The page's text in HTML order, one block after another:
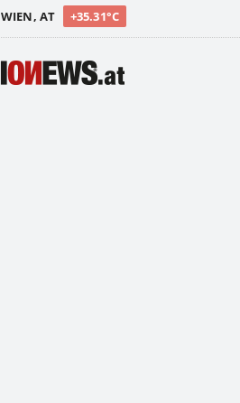
WIEN, AT +35.31°C